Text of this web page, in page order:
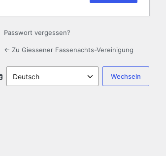
Passwort vergessen?
← Zu Giessener Fassenachts-Vereinigung
Sprache